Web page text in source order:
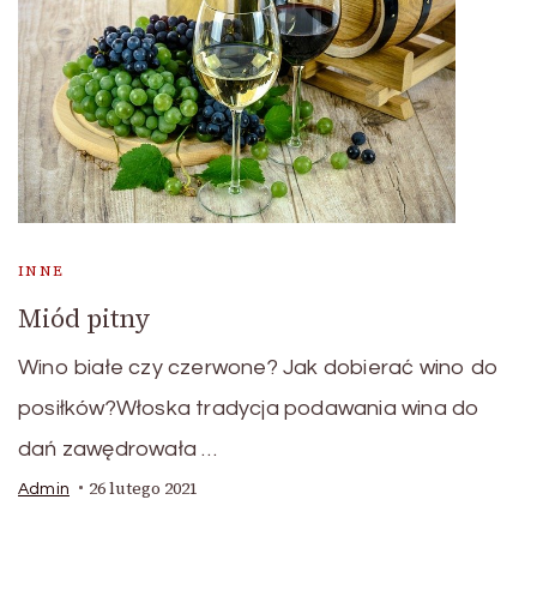
INNE
Miód pitny
Wino białe czy czerwone? Jak dobierać wino do
posiłków?Włoska tradycja podawania wina do
dań zawędrowała …
Admin 26 lutego 2021